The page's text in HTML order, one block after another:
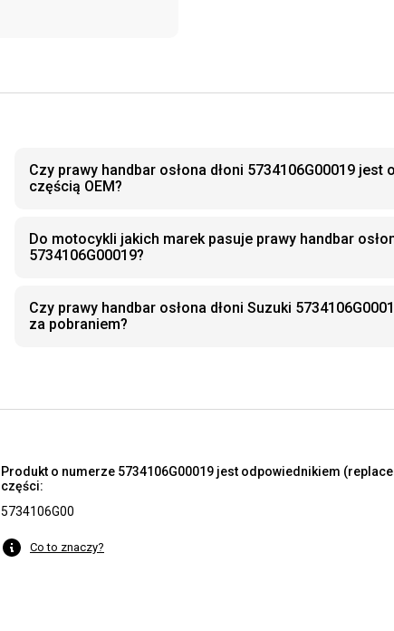
Czy prawy handbar osłona dłoni 5734106G00019 jest
częścią OEM?
Do motocykli jakich marek pasuje prawy handbar
5734106G00019?
Czy prawy handbar osłona dłoni Suzuki
za pobraniem?
Produkt o numerze 5734106G00019 jest odpowiednikiem
części:
5734106G00
Co to znaczy?